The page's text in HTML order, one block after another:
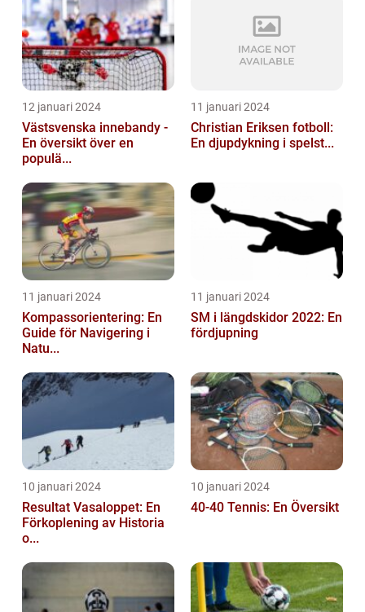
12 januari 2024
Västsvenska innebandy -
En översikt över en
populä...
11 januari 2024
Christian Eriksen fotboll:
En djupdykning i spelst...
11 januari 2024
Kompassorientering: En
Guide för Navigering i
Natu...
11 januari 2024
SM i längdskidor 2022: En
fördjupning
10 januari 2024
Resultat Vasaloppet: En
Förkoplening av Historia
o...
10 januari 2024
40-40 Tennis: En Översikt